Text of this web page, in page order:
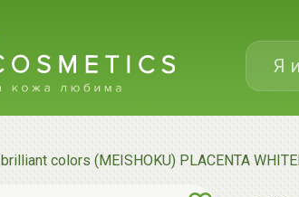
brilliant colors (MEISHOKU) PLACENTA